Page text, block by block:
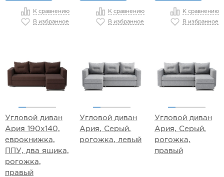
К сравнению
В избранное
К сравнению
В избранное
К сравнению
В избранное
Угловой диван
Ария 190х140,
еврокнижка,
ППУ, два ящика,
рогожка,
правый
Угловой диван
Ария, Серый,
рогожка, левый
Угловой диван
Ария, Серый,
рогожка,
правый